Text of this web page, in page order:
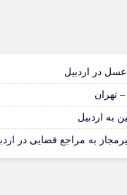
تهران